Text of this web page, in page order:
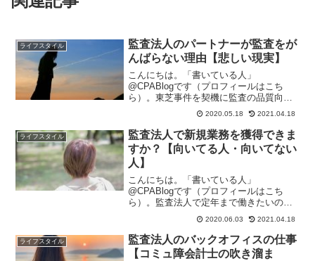
ライフスタイル
監査法人のパートナーが監査をが
んばらない理由【悲しい現実】
こんにちは。「書いている人」
@CPABlogです（プロフィールはこち
ら）。東芝事件を契機に監査の品質向上
が叫ばれるようになってしばらく経ちま
すが、皆さんの周りのパートナーたちは
一生懸命監査をやっていますか？監査の
品質向上が叫ばれるようになっ...
2020.05.18 2021.04.18
ライフスタイル
監査法人で新規業務を獲得できま
すか？【向いてる人・向いてない
人】
こんにちは。「書いている人」
@CPABlogです（プロフィールはこち
ら）。監査法人で定年まで働きたいので
あれば、パートナーになるしかありませ
ん。そうでなければいずれ私のように、
監査法人での居場所を失ってしまい、辞
める決断をしなければならなく...
2020.06.03 2021.04.18
ライフスタイル
監査法人のバックオフィスの仕事
【コミュ障会計士の吹き溜ま